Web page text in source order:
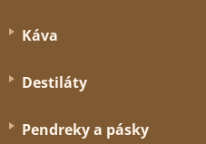
Káva
Destiláty
Pendreky a pásky